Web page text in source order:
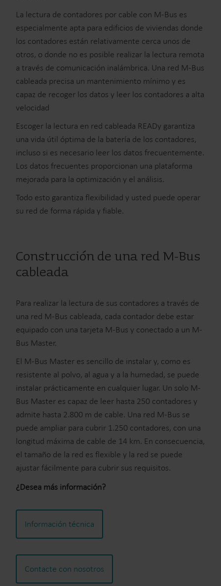
La lectura de contadores por cable con M-Bus es
especialmente apta para edificios de viviendas donde
los contadores están relativamente cerca unos de
otros, o donde no es posible realizar la lectura remota
a través de comunicación inalámbrica. Una red M-Bus
cableada precisa un mantenimiento mínimo y es
capaz de recoger los datos y leer los contadores a alta
velocidad
Escoger la lectura en red cableada READy garantiza
una vida útil óptima de la batería de los contadores,
incluso si es necesario leer los datos frecuentemente.
Los datos frecuentes proporcionan una plataforma
mejorada para la optimización y el análisis.
Todo esto garantiza flexibilidad y usted puede operar
su red de forma rápida y fiable.
Construcción de una red M-Bus
cableada
Para realizar la lectura de sus contadores a través de
una red M-Bus cableada, cada contador debe estar
equipado con una tarjeta M-Bus y conectado a un M-
Bus Master.
El M-Bus Master es sencillo de instalar y, como es
resistente al polvo, al agua y a la humedad, se puede
instalar prácticamente en cualquier lugar. Un solo M-
Bus Master es capaz de leer hasta 250 contadores y
admite hasta 2.800 m de cable. Una red M-Bus se
puede ampliar para cubrir 1.250 contadores, con una
longitud máxima de cable de 14 km. En consecuencia,
el tamaño de la red es flexible y la red se puede
ajustar fácilmente para cubrir sus requisitos.
¿Desea más información?
Información técnica
Contacte con nosotros